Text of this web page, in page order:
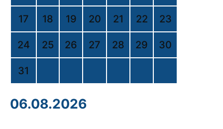
17 18 19 20 21 22 23
24 25 26 27 28 29 30
31
06.08.2026